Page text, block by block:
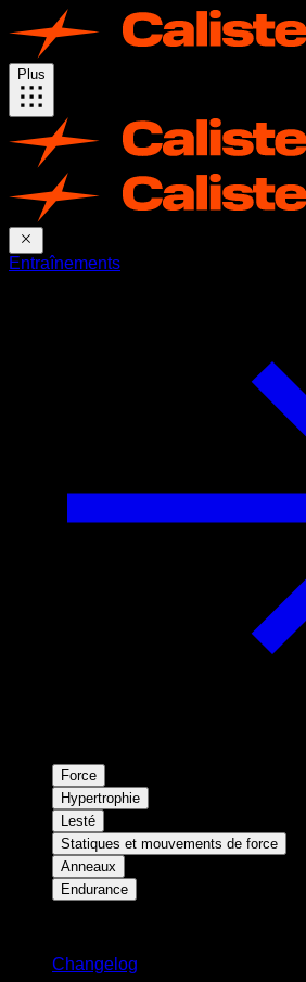
Plus
Entraînements
Force
Hypertrophie
Lesté
Statiques et mouvements de force
Anneaux
Endurance
Changelog